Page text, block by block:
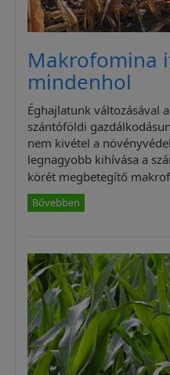
Makrofomina
mindenhol
Éghajlatunk változásával
szántóföldi
nem kivétel a
legnagyobb kihívása a
körét megbetegítő
Bővebben